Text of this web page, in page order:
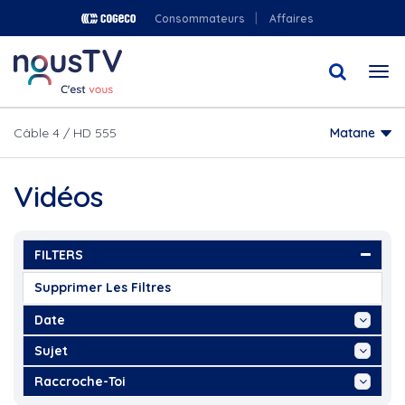
au
contenu
principal
Consommateurs Affaires
Câble 4 / HD 555 Matane
Vidéos
FILTERS
Supprimer Les Filtres
Date
Aujourd'hui
Cette Semaine
Ce Mois
Sujet
"Information culinaire, Art...
"NousTV, Connecté Rimouski,...
Raccroche-Toi